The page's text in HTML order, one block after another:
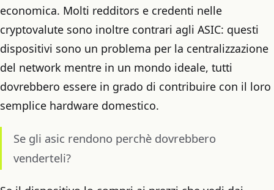
economica. Molti redditors e credenti nelle
cryptovalute sono inoltre contrari agli ASIC: questi
dispositivi sono un problema per la centralizzazione
del network mentre in un mondo ideale, tutti
dovrebbero essere in grado di contribuire con il loro
semplice hardware domestico.
Se gli asic rendono perchè dovrebbero
venderteli?